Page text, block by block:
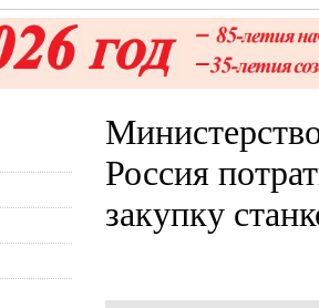
Россия
закупку